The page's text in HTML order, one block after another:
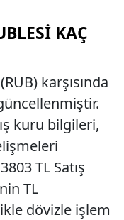
KAÇ
karşısında
kuru bilgileri,
TL Satış
TL
dövizle işlem